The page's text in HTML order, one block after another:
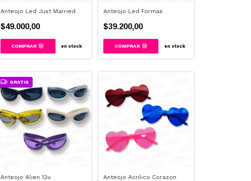
Anteojo Led Just Married
$49.000,00
en stock
Anteojo Led Formas
$39.200,00
COMPRAR en stock
GRATIS
Anteojo Alien 12u Anteojo Acrilico Corazon